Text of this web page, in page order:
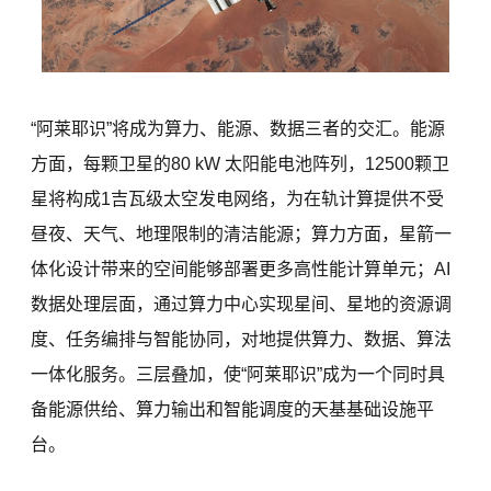
“阿莱耶识”将成为算力、能源、数据三者的交汇。能源
方面，每颗卫星的80 kW 太阳能电池阵列，12500颗卫
星将构成1吉瓦级太空发电网络，为在轨计算提供不受
昼夜、天气、地理限制的清洁能源；算力方面，星箭一
体化设计带来的空间能够部署更多高性能计算单元；AI
数据处理层面，通过算力中心实现星间、星地的资源调
度、任务编排与智能协同，对地提供算力、数据、算法
一体化服务。三层叠加，使“阿莱耶识”成为一个同时具
备能源供给、算力输出和智能调度的天基基础设施平
台。